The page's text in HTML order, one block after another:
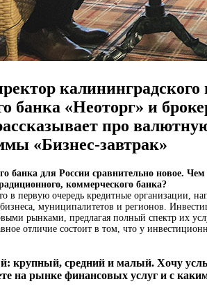
калининградского
банка «Неоторг» и
про
«Бизнес-завтрак»
банка для России сравнительно новое. Чем
коммерческого банка?
первую очередь кредитные организации,
муниципалитетов и регионов.
рынками, предлагая полный спектр их
отличие состоит в том, что у
крупный, средний и малый. Хочу
на рынке финансовых услуг и с